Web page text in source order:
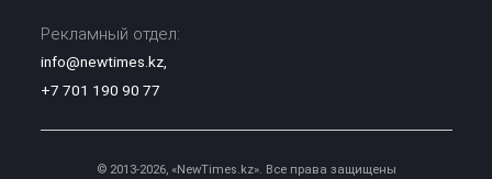
Рекламный отдел:
info@newtimes.kz,
+7 701 190 90 77
© 2013-2026, «NewTimes.kz». Все права защищены